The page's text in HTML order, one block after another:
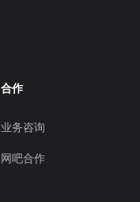
合作
业务咨询
网吧合作